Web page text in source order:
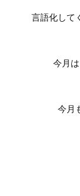
言語化して
今月
今月